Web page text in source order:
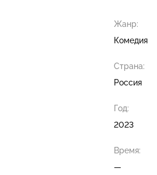
Жанр:
Комедия
Страна:
Россия
Год:
2023
Время:
—